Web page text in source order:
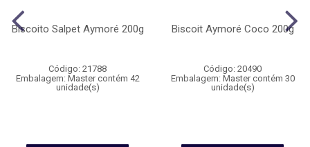
Biscoito Salpet Aymoré 200g
Código: 21788
Embalagem: Master contém 42
unidade(s)
Biscoit Aymoré Coco 200g
Código: 20490
Embalagem: Master contém 30
unidade(s)